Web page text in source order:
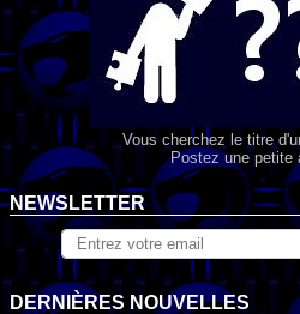
Vous cherchez le titre
Postez une petite
NEWSLETTER
DERNIÈRES NOUVELLES